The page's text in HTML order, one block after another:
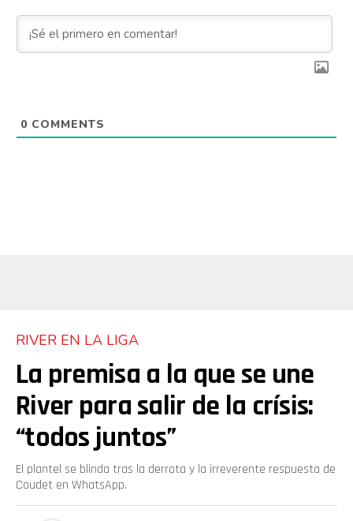
0 COMMENTS
RIVER EN LA LIGA
La premisa a la que se une
River para salir de la crísis:
“todos juntos”
El plantel se blinda tras la derrota y la irreverente respuesta de
Coudet en WhatsApp.